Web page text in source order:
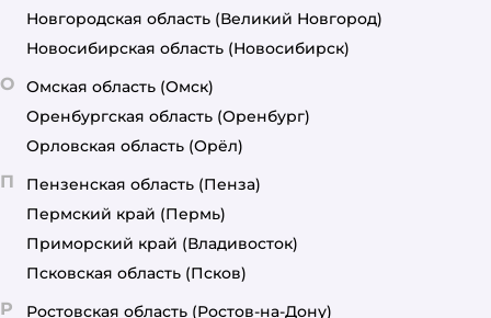
Новгородская область (Великий Новгород)
Новосибирская область (Новосибирск)
О Омская область (Омск)
Оренбургская область (Оренбург)
Орловская область (Орёл)
П Пензенская область (Пенза)
Пермский край (Пермь)
Приморский край (Владивосток)
Псковская область (Псков)
Р Ростовская область (Ростов-на-Дону)